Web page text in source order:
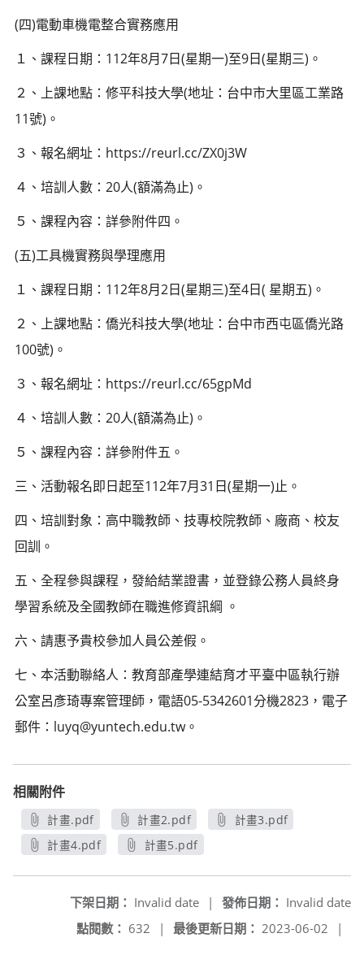
(四)電動車機電整合實務應用
１、課程日期：112年8月7日(星期一)至9日(星期三)。
２、上課地點：修平科技大學(地址：台中市大里區工業路
11號)。
３、報名網址：https://reurl.cc/ZX0j3W
４、培訓人數：20人(額滿為止)。
５、課程內容：詳參附件四。
(五)工具機實務與學理應用
１、課程日期：112年8月2日(星期三)至4日( 星期五)。
２、上課地點：僑光科技大學(地址：台中市西屯區僑光路
100號)。
３、報名網址：https://reurl.cc/65gpMd
４、培訓人數：20人(額滿為止)。
５、課程內容：詳參附件五。
三、活動報名即日起至112年7月31日(星期一)止。
四、培訓對象：高中職教師、技專校院教師、廠商、校友
回訓。
五、全程參與課程，發給結業證書，並登錄公務人員終身
學習系統及全國教師在職進修資訊綱 。
六、請惠予貴校參加人員公差假。
七、本活動聯絡人：教育部產學連結育才平臺中區執行辦
公室呂彥琦專案管理師，電語05-5342601分機2823，電子
郵件：luyq@yuntech.edu.tw。
相關附件
計畫.pdf
另開新視窗
計畫2.pdf
另開新視窗
計畫3.pdf
計畫4.pdf
計畫5.pdf
發佈日期： Invalid date
下架日期： Invalid date
|
最後更新日期： 2023-06-02 |
點閱數： 632 |